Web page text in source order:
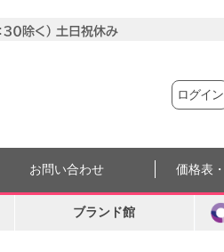
ログイン
お問い合わせ 価格表
ブランド館